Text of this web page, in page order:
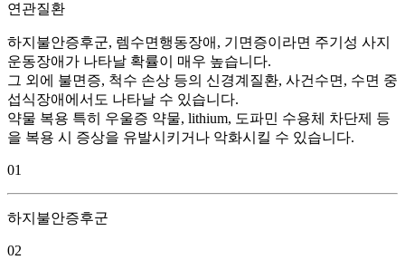
연관질환
하지불안증후군, 렘수면행동장애, 기면증이라면 주기성 사지
운동장애가 나타날 확률이 매우 높습니다.
그 외에 불면증, 척수 손상 등의 신경계질환, 사건수면, 수면 중
섭식장애에서도 나타날 수 있습니다.
약물 복용 특히 우울증 약물, lithium, 도파민 수용체 차단제 등
을 복용 시 증상을 유발시키거나 악화시킬 수 있습니다.
01
하지불안증후군
02